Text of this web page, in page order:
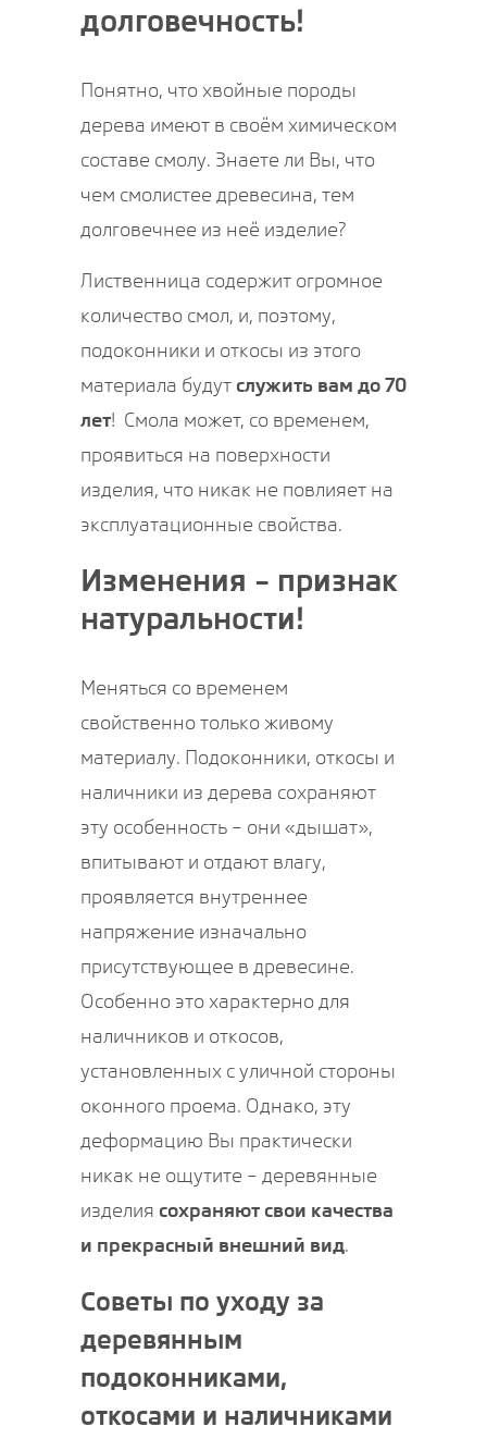
долговечность!
Понятно, что хвойные породы
дерева имеют в своём химическом
составе смолу. Знаете ли Вы, что
чем смолистее древесина, тем
долговечнее из неё изделие?
Лиственница содержит огромное
количество смол, и, поэтому,
подоконники и откосы из этого
материала будут служить вам до 70
лет! Смола может, со временем,
проявиться на поверхности
изделия, что никак не повлияет на
эксплуатационные свойства.
Изменения – признак
натуральности!
Меняться со временем
свойственно только живому
материалу. Подоконники, откосы и
наличники из дерева сохраняют
эту особенность – они «дышат»,
впитывают и отдают влагу,
проявляется внутреннее
напряжение изначально
присутствующее в древесине.
Особенно это характерно для
наличников и откосов,
установленных с уличной стороны
оконного проема. Однако, эту
деформацию Вы практически
никак не ощутите – деревянные
изделия сохраняют свои качества
и прекрасный внешний вид.
Советы по уходу за
деревянным
подоконниками,
откосами и наличниками